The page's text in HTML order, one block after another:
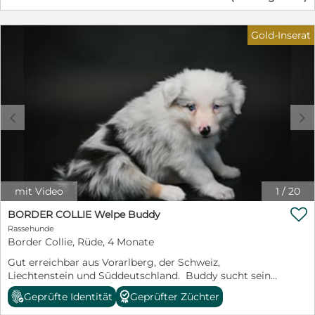
der perfekte Beifahrer (sitzt meist als erster); kann
problemlos eine angemessene Zeit alleine bleiben;
möchte gerne „am Mann“ sein und benimmt sich dabei
geht. Wunsch-Zuhause: Prinz sein bei lieben Menschen,
die gerne spazieren gehen und ihn dem Alter
entsprechend noch etwas fordern und fördern (man ist
schließlich ein Border!) ; Kinder im Haushalt sollten
schon mindestens 10 Jahre sein – Alain genießt auch
seine Ruhephasen und ein Haus mit Garten wäre
natürlich ein Traum.
1 / 20
c d
mit Video
Gold-Inserat
BORDER COLLIE Welpe Buddy
Rassehunde
Border Collie, Rüde, 4 Monate
Gut erreichbar aus Vorarlberg, der Schweiz,
Liechtenstein und Süddeutschland. Buddy sucht sein
Für immer Zuhause Unsere bezaubernde Border
Collie-Rüde Buddy (Blue-Merle mit Tan) ist auf der

Geprüfte Identität Geprüfter Züchter